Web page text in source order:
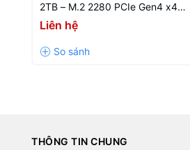
2TB – M.2 2280 PCIe Gen4 x4
(Đọc 7000MB/s - Ghi
5000MB/s) - (LNQ780X002T-
RNNNG)
Liên hệ
THÔNG TIN CHUNG